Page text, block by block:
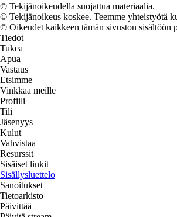
© Tekijänoikeudella suojattua materiaalia.
© Tekijänoikeus koskee. Teemme yhteistyötä
© Oikeudet kaikkeen tämän sivuston sisältöön
Tiedot
Tukea
Apua
Vastaus
Etsimme
Vinkkaa meille
Profiili
Tili
Jäsenyys
Kulut
Vahvistaa
Resurssit
Sisäiset linkit
Sisällysluettelo
Sanoitukset
Tietoarkisto
Päivittää